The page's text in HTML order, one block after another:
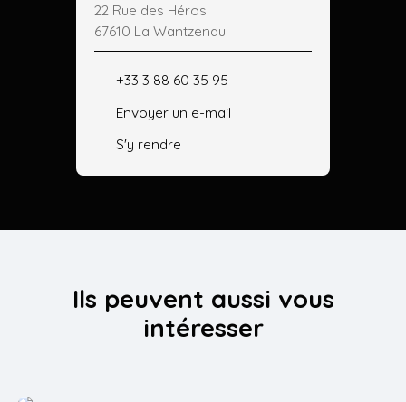
22 Rue des Héros
67610 La Wantzenau
+33 3 88 60 35 95
Envoyer un e-mail
S'y rendre
Ils peuvent aussi vous
intéresser